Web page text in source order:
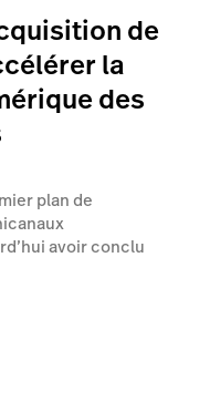
de
la
des
plan de
avoir conclu